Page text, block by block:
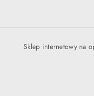
Sklep internetowy na